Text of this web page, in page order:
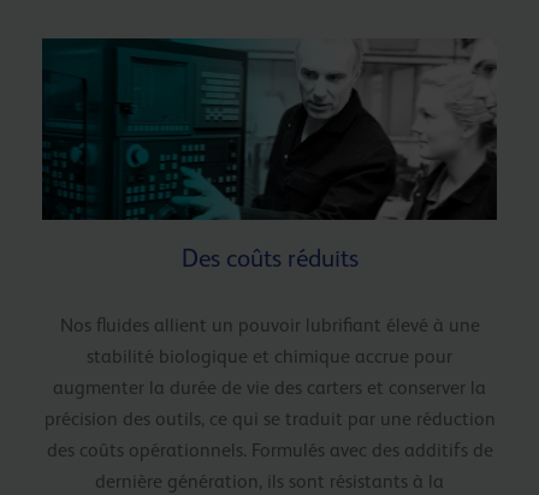
Des coûts réduits
Nos fluides allient un pouvoir lubrifiant élevé à une
stabilité biologique et chimique accrue pour
augmenter la durée de vie des carters et conserver la
précision des outils, ce qui se traduit par une réduction
des coûts opérationnels. Formulés avec des additifs de
dernière génération, ils sont résistants à la